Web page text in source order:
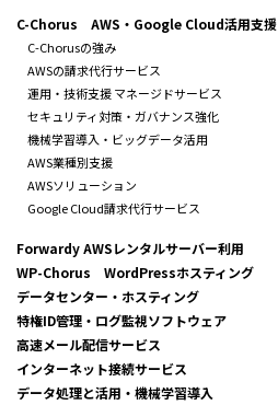
C-Chorus AWS・Google Cloud活用支援
C-Chorusの強み
AWSの請求代行サービス
運用・技術支援 マネージドサービス
セキュリティ対策・ガバナンス強化
機械学習導入・ビッグデータ活用
AWS業種別支援
AWSソリューション
Google Cloud請求代行サービス
Forwardy AWSレンタルサーバー利用
WP-Chorus WordPressホスティング
データセンター・ホスティング
特権ID管理・ログ監視ソフトウェア
高速メール配信サービス
インターネット接続サービス
データ処理と活用・機械学習導入